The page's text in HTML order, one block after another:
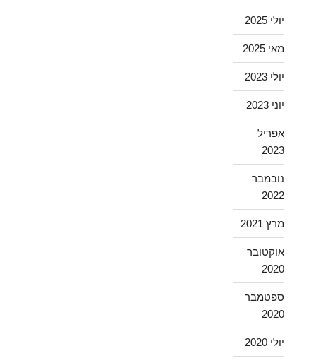
יולי 2025
מאי 2025
יולי 2023
יוני 2023
אפריל
2023
נובמבר
2022
מרץ 2021
אוקטובר
2020
ספטמבר
2020
יולי 2020